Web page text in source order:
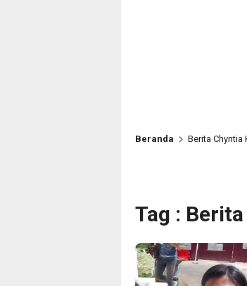
Beranda Berita Chyntia
Tag :